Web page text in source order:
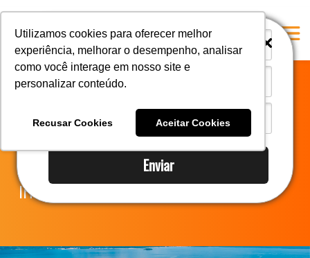
Enviar
Utilizamos cookies para oferecer melhor
experiência, melhorar o desempenho, analisar
como você interage em nosso site e
personalizar conteúdo.
Recusar Cookies Aceitar Cookies
i
i
A Mastersul
Responsabilidade social
E-books
Prejuízo de R$ 20
milhões
Informação